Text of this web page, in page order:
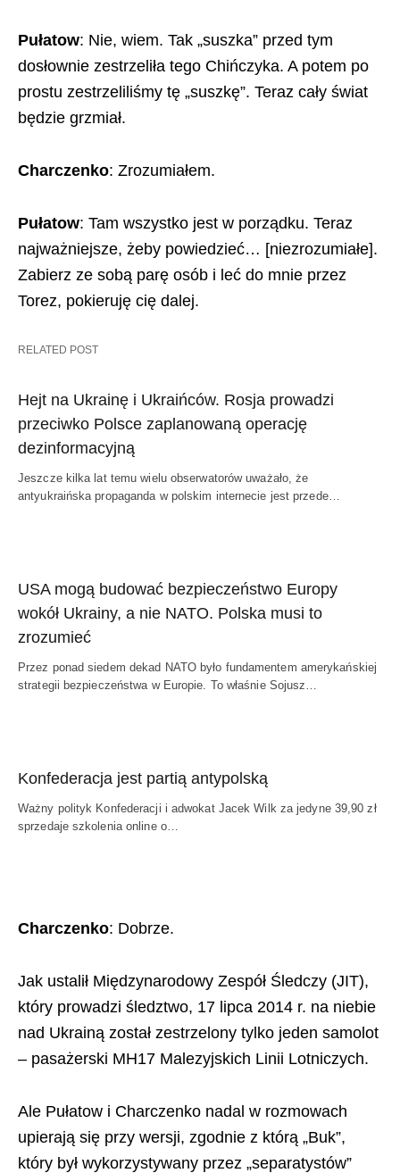
Pułatow: Nie, wiem. Tak „suszka” przed tym
dosłownie zestrzeliła tego Chińczyka. A potem po
prostu zestrzeliliśmy tę „suszkę”. Teraz cały świat
będzie grzmiał.
Charczenko: Zrozumiałem.
Pułatow: Tam wszystko jest w porządku. Teraz
najważniejsze, żeby powiedzieć… [niezrozumiałe].
Zabierz ze sobą parę osób i leć do mnie przez
Torez, pokieruję cię dalej.
RELATED POST
Hejt na Ukrainę i Ukraińców. Rosja prowadzi
przeciwko Polsce zaplanowaną operację
dezinformacyjną
Jeszcze kilka lat temu wielu obserwatorów uważało, że
antyukraińska propaganda w polskim internecie jest przede…
USA mogą budować bezpieczeństwo Europy
wokół Ukrainy, a nie NATO. Polska musi to
zrozumieć
Przez ponad siedem dekad NATO było fundamentem amerykańskiej
strategii bezpieczeństwa w Europie. To właśnie Sojusz…
Konfederacja jest partią antypolską
Ważny polityk Konfederacji i adwokat Jacek Wilk za jedyne 39,90 zł
sprzedaje szkolenia online o…
Charczenko: Dobrze.
Jak ustalił Międzynarodowy Zespół Śledczy (JIT),
który prowadzi śledztwo, 17 lipca 2014 r. na niebie
nad Ukrainą został zestrzelony tylko jeden samolot
– pasażerski MH17 Malezyjskich Linii Lotniczych.
Ale Pułatow i Charczenko nadal w rozmowach
upierają się przy wersji, zgodnie z którą „Buk”,
który był wykorzystywany przez „separatystów”